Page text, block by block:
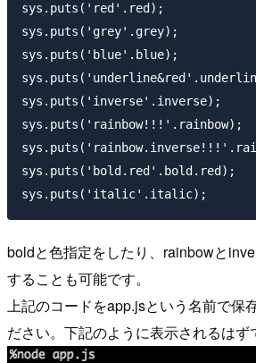
sys.puts('red'.red);
sys.puts('grey'.grey);
sys.puts('blue'.blue);
sys.puts('inverse'.inverse);
sys.puts('rainbow!!!'.rainbow);
sys.puts('bold.red'.bold.red);
boldと色指定をしたり、rainbowと
することも可能です。
上記のコードをapp.jsという名前で保
ださい。下記のように表示されるはず